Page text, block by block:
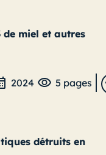
miel et autres
2024
5 pages
détruits en